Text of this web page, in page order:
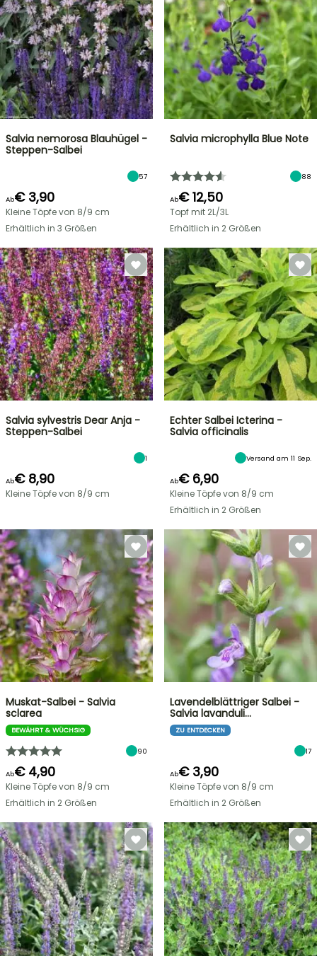
Salvia nemorosa Blauhügel -
Steppen-Salbei
57
Ab€ 3,90
Kleine Töpfe von 8/9 cm
Erhältlich in 3 Größen
Salvia microphylla Blue Note
88
Ab€ 12,50
Topf mit 2L/3L
Erhältlich in 2 Größen
Salvia sylvestris Dear Anja -
Steppen-Salbei
1
Ab€ 8,90
Kleine Töpfe von 8/9 cm
Echter Salbei Icterina -
Salvia officinalis
Versand am 11 Sep.
Ab€ 6,90
Kleine Töpfe von 8/9 cm
Erhältlich in 2 Größen
Muskat-Salbei - Salvia
sclarea
BEWÄHRT & WÜCHSIG
90
Ab€ 4,90
Kleine Töpfe von 8/9 cm
Erhältlich in 2 Größen
Lavendelblättriger Salbei -
Salvia lavanduli…
ZU ENTDECKEN
17
Ab€ 3,90
Kleine Töpfe von 8/9 cm
Erhältlich in 2 Größen